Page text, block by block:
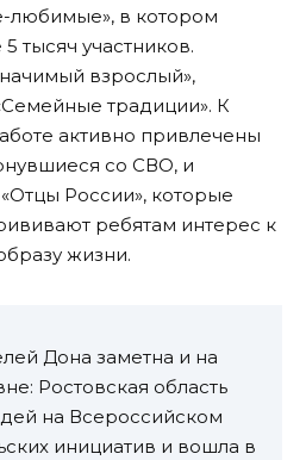
любимые», в котором
тысяч участников.
взрослый»,
традиции». К
активно привлечены
со СВО, и
России», которые
ребятам интерес к
жизни.
Дона заметна и на
Ростовская область
на Всероссийском
инициатив и вошла в